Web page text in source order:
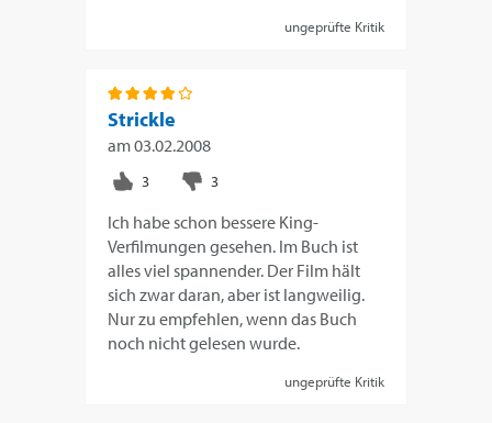
ungeprüfte Kritik
Strickle
am03.02.2008
Ich habe schon bessere King-
Verfilmungen gesehen. Im Buch ist
alles viel spannender. Der Film hält
sich zwar daran, aber ist langweilig.
Nur zu empfehlen, wenn das Buch
noch nicht gelesen wurde.
ungeprüfte Kritik